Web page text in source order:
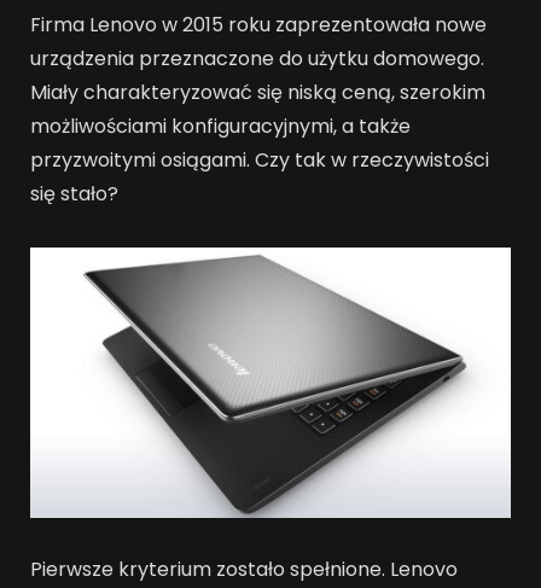
Firma Lenovo w 2015 roku zaprezentowała nowe
urządzenia przeznaczone do użytku domowego.
Miały charakteryzować się niską ceną, szerokim
możliwościami konfiguracyjnymi, a także
przyzwoitymi osiągami. Czy tak w rzeczywistości
się stało?
Pierwsze kryterium zostało spełnione. Lenovo